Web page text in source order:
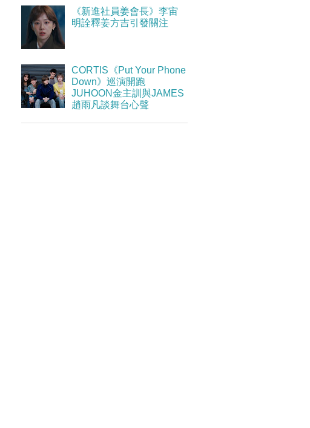
《新進社員姜會長》李宙
明詮釋姜方吉引發關注
CORTIS《Put Your Phone
Down》巡演開跑
JUHOON金主訓與JAMES
趙雨凡談舞台心聲